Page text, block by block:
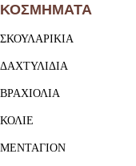
ΚΟΣΜΗΜΑΤΑ
ΣΚΟΥΛΑΡΙΚΙΑ
ΔΑΧΤΥΛΙΔΙΑ
ΒΡΑΧΙΟΛΙΑ
ΚΟΛΙΕ
ΜΕΝΤΑΓΙΟΝ